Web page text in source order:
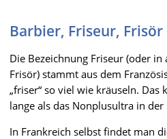
Barbier, Friseur,
Die Bezeichnung Friseur (oder in
Frisör) stammt aus dem
„friser“ so viel wie kräuseln. Das
lange als das Nonplusultra in
In Frankreich selbst findet man